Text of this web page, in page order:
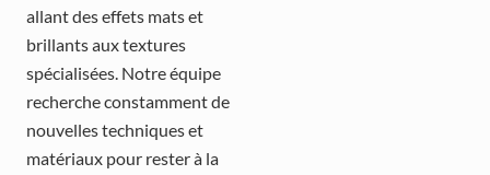
allant des effets mats et
brillants aux textures
spécialisées. Notre équipe
recherche constamment de
nouvelles techniques et
matériaux pour rester à la